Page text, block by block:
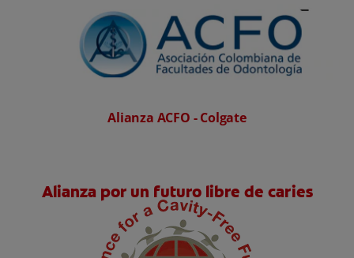
Alianza ACFO - Colgate
Alianza por un futuro libre de caries